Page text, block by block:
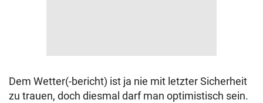
Dem Wetter(-bericht) ist ja nie mit letzter Sicherheit
zu trauen, doch diesmal darf man optimistisch sein.